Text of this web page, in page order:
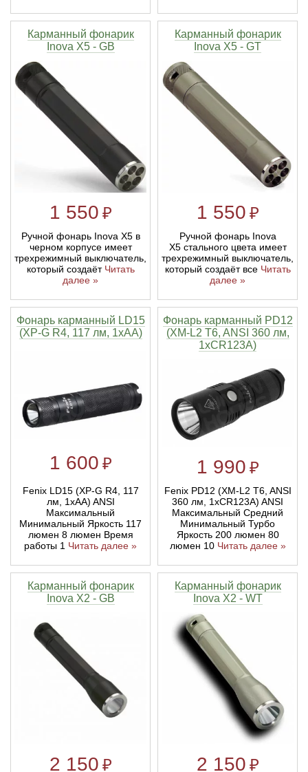
Карманный фонарик
Inova X5 - GB
1 550 ₽
Ручной фонарь Inova X5 в
черном корпусе имеет
трехрежимный выключатель,
который создаёт Читать
далее »
Карманный фонарик
Inova X5 - GT
1 550 ₽
Ручной фонарь Inova
X5 стального цвета имеет
трехрежимный выключатель,
который создаёт все Читать
далее »
Фонарь карманный LD15
(XP-G R4, 117 лм, 1хAA)
1 600 ₽
Fenix LD15 (XP-G R4, 117
лм, 1хAA) ANSI
Максимальный
Минимальный Яркость 117
люмен 8 люмен Время
работы 1 Читать далее »
Фонарь карманный PD12
(XM-L2 T6, ANSI 360 лм,
1xCR123A)
1 990 ₽
Fenix PD12 (XM-L2 T6, ANSI
360 лм, 1xCR123A) ANSI
Максимальный Средний
Минимальный Турбо
Яркость 200 люмен 80
люмен 10 Читать далее »
Карманный фонарик
Inova X2 - GB
2 150 ₽
Карманный фонарик
Inova X2 - WT
2 150 ₽
Киссеры для лука